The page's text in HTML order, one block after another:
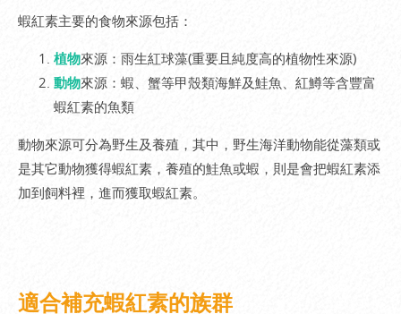
蝦紅素主要的食物來源包括：
植物來源：雨生紅球藻(重要且純度高的植物性來源)
動物來源：蝦、蟹等甲殼類海鮮及鮭魚、紅鱒等含豐富
蝦紅素的魚類
動物來源可分為野生及養殖，其中，野生海洋動物能從藻類或
是其它動物獲得蝦紅素，養殖的鮭魚或蝦，則是會把蝦紅素添
加到飼料裡，進而獲取蝦紅素。
適合補充蝦紅素的族群